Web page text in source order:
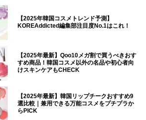
【2025年韓国コスメトレンド予測】
KOREAddicted編集部注目度No.1はこれ！
【2025年最新】Qoo10メガ割で買うべきおす
すめ商品！韓国コスメ以外の名品や初心者向
けスキンケアもCHECK
【2025年最新】韓国リップチークおすすめ9
選比較｜兼用できる万能コスメをプチプラか
らPICK